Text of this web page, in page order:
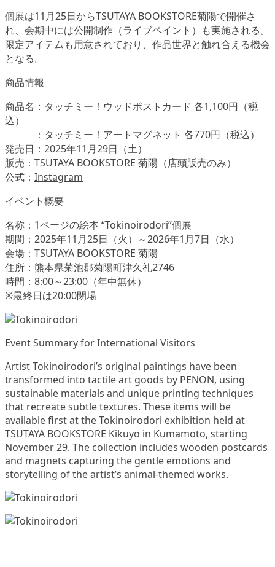
個展は11月25日からTSUTAYA BOOKSTORE菊陽で開催さ
れ、会期中には公開制作（ライブペイント）も実施される。
限定アイテムも用意されており、作品世界と触れ合える機会
となる。
商品情報
商品名：タッチミー！ウッドポストカード 各1,100円（税
込）
：タッチミー！アートマグネット 各770円（税込）
発売日：2025年11月29日（土）
販売：TSUTAYA BOOKSTORE 菊陽（店頭販売のみ）
公式： Instagram
イベント概要
名称：1ページの絵本 “Tokinoirodori”個展
期間：2025年11月25日（火）～2026年1月7日（水）
会場：TSUTAYA BOOKSTORE 菊陽
住所：熊本県菊池郡菊陽町津久礼2746
時間：8:00～23:00（年中無休）
※最終日は20:00閉場
Event Summary for International Visitors
Artist Tokinoirodori’s original paintings have been
transformed into tactile art goods by PENON, using
sustainable materials and unique printing techniques
that recreate subtle textures. These items will be
available first at the Tokinoirodori exhibition held at
TSUTAYA BOOKSTORE Kikuyo in Kumamoto, starting
November 29. The collection includes wooden postcards
and magnets capturing the gentle emotions and
storytelling of the artist’s animal-themed works.